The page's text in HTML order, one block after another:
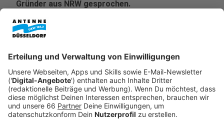
Gründer aus NRW gesprochen.
Veröffentlicht:
Wir erreichen ihn in Kiew. Marc Friedrich kommt aus
Essen, ist Notfallsanitäter und hat "Ambulance for
Kids" gegründet. Seine Organisation hat es sich zur
Aufgabe gemacht, kranke oder schwerstverletzte